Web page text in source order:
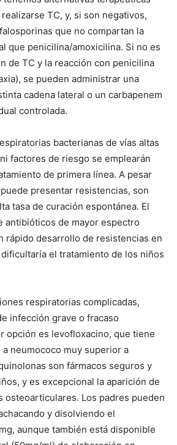
TC, y, si son negativos,
que no compartan la
que penicilina/amoxicilina. Si no es
de TC y la reacción con penicilina
se pueden administrar una
cadena lateral o un carbapenem
controlada.
bacterianas de vías altas
factores de riesgo se emplearán
de primera línea. A pesar
presentar resistencias, son
tasa de curación espontánea. El
antibióticos de mayor espectro
rápido desarrollo de resistencias en
el tratamiento de los niños
respiratorias complicadas,
infección grave o fracaso
opción es levofloxacino, que tiene
neumococo muy superior a
son fármacos seguros y
y es excepcional la aparición de
osteoarticulares. Los padres pueden
y disolviendo el
aunque también está disponible